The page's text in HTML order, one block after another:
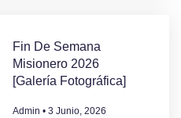
Fin De Semana
Misionero 2026
[Galería Fotográfica]
Admin 3 Junio, 2026